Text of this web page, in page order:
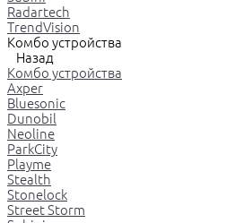
Radartech
TrendVision
Комбо устройства
Назад
Комбо устройства
Axper
Bluesonic
Dunobil
Neoline
ParkCity
Playme
Stealth
Stonelock
Street Storm